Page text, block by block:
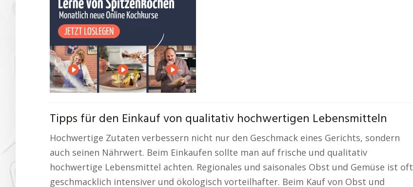
Tipps für den Einkauf von qualitativ hochwertigen Lebensmitteln
Hochwertige Zutaten verbessern nicht nur den Geschmack eines Gerichts, sondern
auch seinen Nährwert. Beim Einkaufen sollte man auf frische und qualitativ
hochwertige Lebensmittel achten. Regionales und saisonales Obst und Gemüse ist oft
geschmacklich intensiver und ökologisch vorteilhafter. Beim Kauf von Obst und